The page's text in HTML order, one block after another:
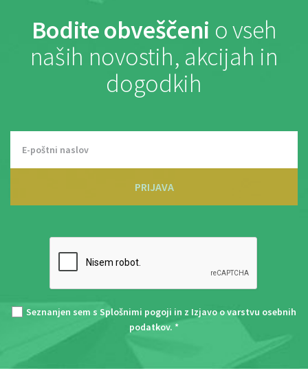
Bodite obveščeni o vseh
naših novostih, akcijah in
dogodkih
PRIJAVA
Seznanjen sem s Splošnimi pogoji in z Izjavo o varstvu osebnih
podatkov. *